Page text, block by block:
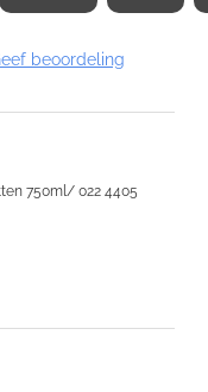
beoordeling
750ml/ 022 4405